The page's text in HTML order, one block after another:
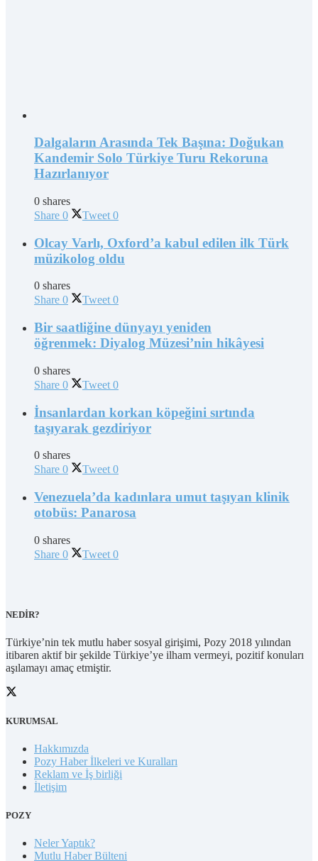
Dalgaların Arasında Tek Başına: Doğukan
Kandemir Solo Türkiye Turu Rekoruna
Hazırlanıyor
0 shares
Share 0 Tweet 0
Olcay Varlı, Oxford’a kabul edilen ilk Türk
müzikolog oldu
0 shares
Share 0 Tweet 0
Bir saatliğine dünyayı yeniden
öğrenmek: Diyalog Müzesi’nin hikâyesi
0 shares
Share 0 Tweet 0
İnsanlardan korkan köpeğini sırtında
taşıyarak gezdiriyor
0 shares
Share 0 Tweet 0
Venezuela’da kadınlara umut taşıyan klinik
otobüs: Panarosa
0 shares
Share 0 Tweet 0
NEDİR?
Türkiye’nin tek mutlu haber sosyal girişimi, Pozy 2018 yılından
itibaren aktif bir şekilde Türkiye’ye ilham vermeyi, pozitif konuları
aşılamayı amaç etmiştir.
KURUMSAL
Hakkımızda
Pozy Haber İlkeleri ve Kuralları
Reklam ve İş birliği
İletişim
POZY
Neler Yaptık?
Mutlu Haber Bülteni